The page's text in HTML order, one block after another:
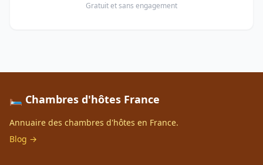
Gratuit et sans engagement
🛏️ Chambres d'hôtes France
Annuaire des chambres d'hôtes en France.
Blog →